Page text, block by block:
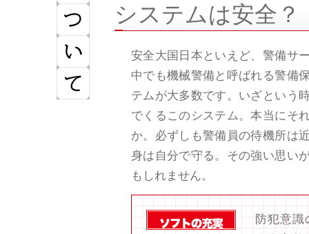
システムは安全？
安全大国日本といえど、警備サ
中でも機械警備と呼ばれる警備
テムが大多数です。いざという
でくるこのシステム。本当にそ
か。必ずしも警備員の待機所は
身は自分で守る。その強い思い
もしれません。
防犯意識